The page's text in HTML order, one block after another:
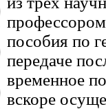
пособия по
передаче
временное
вскоре